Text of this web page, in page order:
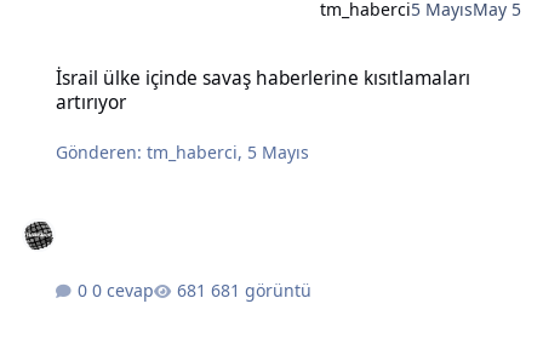
tm_haberci5 MayısMay 5
İsrail ülke içinde savaş haberlerine kısıtlamaları
artırıyor
Gönderen:tm_haberci, 5 Mayıs
0 cevap 681 görüntü